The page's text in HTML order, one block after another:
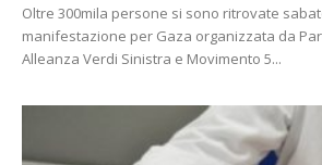
Oltre 300mila persone si sono ritrovate
manifestazione per Gaza organizzata da
Alleanza Verdi Sinistra e Movimento 5...